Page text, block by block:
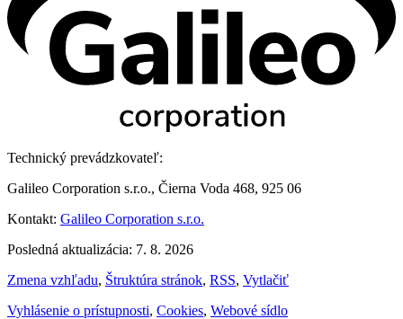
Technický prevádzkovateľ:
Galileo Corporation s.r.o., Čierna Voda 468, 925 06
Kontakt: Galileo Corporation s.r.o.
Posledná aktualizácia: 7. 8. 2026
Zmena vzhľadu, Štruktúra stránok, RSS, Vytlačiť
Vyhlásenie o prístupnosti, Cookies, Webové sídlo